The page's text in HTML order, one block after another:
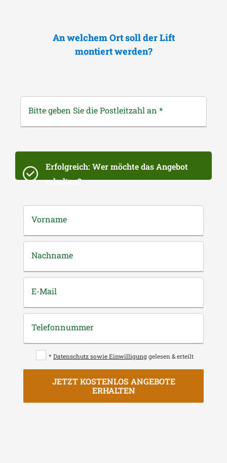
An welchem Ort soll der Lift
montiert werden?
Bitte geben Sie die Postleitzahl an *
Erfolgreich: Wer möchte das Angebot
erhalten?
Vorname
Nachname
E-Mail
Telefonnummer
* Datenschutz sowie Einwilligung gelesen & erteilt
JETZT KOSTENLOS ANGEBOTE
ERHALTEN